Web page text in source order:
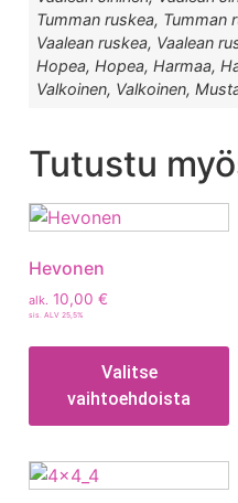
Tumman ruskea, Tumman
Vaalean ruskea, Vaalean
Hopea, Hopea, Harmaa,
Valkoinen, Valkoinen,
Tutustu
Hevonen
alk. 10,00 €
sis. ALV 25,5%
Valitse
vaihtoehdoista